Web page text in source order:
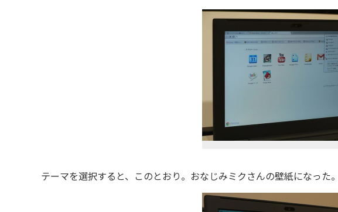
テーマを選択すると、このとおり。おなじみミクさんの壁紙になった。